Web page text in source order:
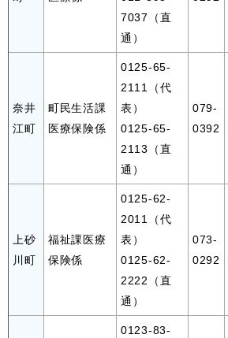
7037（直
通）
奈井
江町
町民生活課
医療保険係
0125-65-
2111（代
表）
0125-65-
2113（直
通）
079-
0392
上砂
川町
福祉課医療
保険係
0125-62-
2011（代
表）
0125-62-
2222（直
通）
073-
0292
0123-83-